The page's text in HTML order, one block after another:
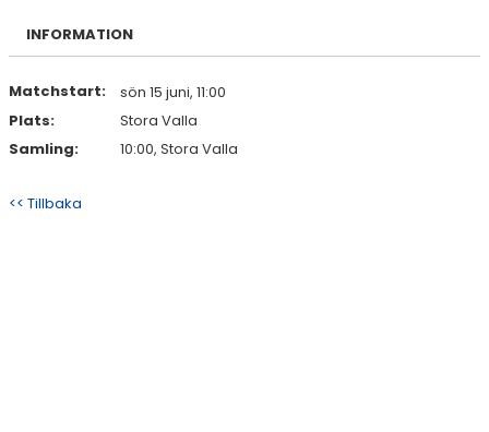
DOKUMENT
KONTAKT
INFORMATION
Matchstart:
sön 15 juni, 11:00
Plats:
Stora Valla
Samling:
10:00, Stora Valla
<< Tillbaka